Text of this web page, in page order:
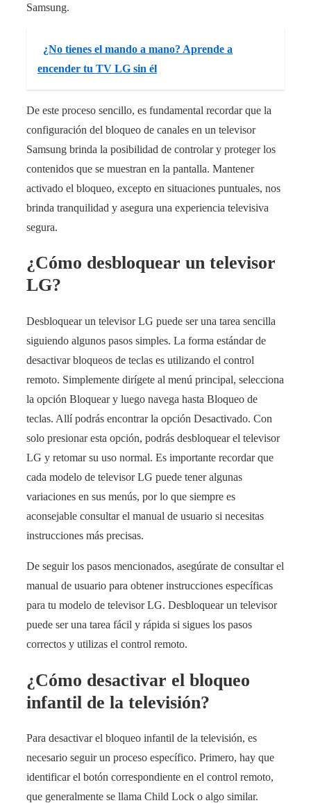
Samsung.
¿No tienes el mando a mano? Aprende a
encender tu TV LG sin él
De este proceso sencillo, es fundamental recordar que la
configuración del bloqueo de canales en un televisor
Samsung brinda la posibilidad de controlar y proteger los
contenidos que se muestran en la pantalla. Mantener
activado el bloqueo, excepto en situaciones puntuales, nos
brinda tranquilidad y asegura una experiencia televisiva
segura.
¿Cómo desbloquear un televisor
LG?
Desbloquear un televisor LG puede ser una tarea sencilla
siguiendo algunos pasos simples. La forma estándar de
desactivar bloqueos de teclas es utilizando el control
remoto. Simplemente dirígete al menú principal, selecciona
la opción Bloquear y luego navega hasta Bloqueo de
teclas. Allí podrás encontrar la opción Desactivado. Con
solo presionar esta opción, podrás desbloquear el televisor
LG y retomar su uso normal. Es importante recordar que
cada modelo de televisor LG puede tener algunas
variaciones en sus menús, por lo que siempre es
aconsejable consultar el manual de usuario si necesitas
instrucciones más precisas.
De seguir los pasos mencionados, asegúrate de consultar el
manual de usuario para obtener instrucciones específicas
para tu modelo de televisor LG. Desbloquear un televisor
puede ser una tarea fácil y rápida si sigues los pasos
correctos y utilizas el control remoto.
¿Cómo desactivar el bloqueo
infantil de la televisión?
Para desactivar el bloqueo infantil de la televisión, es
necesario seguir un proceso específico. Primero, hay que
identificar el botón correspondiente en el control remoto,
que generalmente se llama Child Lock o algo similar.